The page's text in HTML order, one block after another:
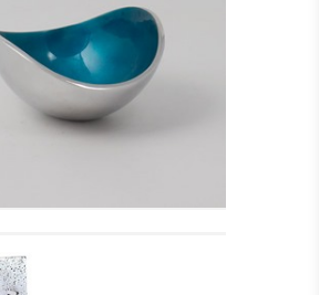
SKÅL,
TURKIS - LILLE
Se detajler